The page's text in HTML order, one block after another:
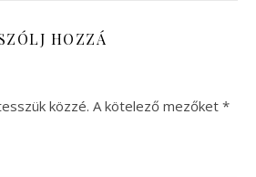
HOZZÁ
közzé. A kötelező mezőket *